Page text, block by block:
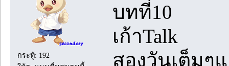
กระทู้: 192
บทที่10
เก้าTalk
สองวันเต็มๆ